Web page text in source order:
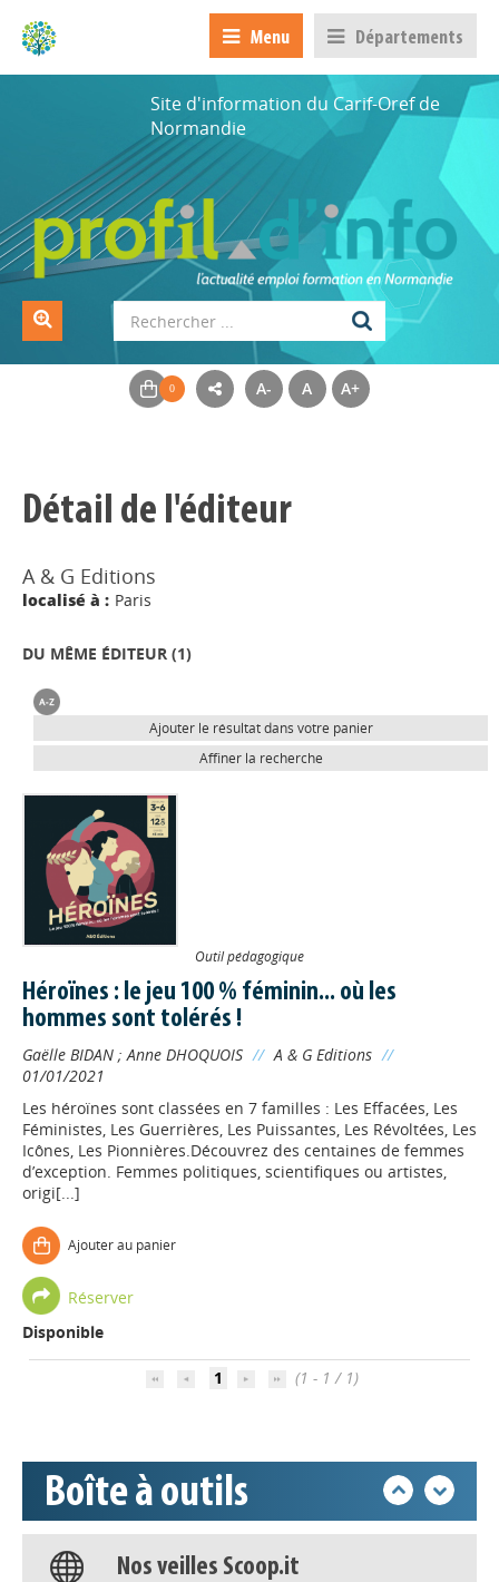
Menu Départements
Site d'information du Carif-Oref de
Normandie
A- A A+
Détail de l'éditeur
A & G Editions
localisé à : Paris
DU MÊME ÉDITEUR (1)
Ajouter le résultat dans votre panier
Affiner la recherche
Outil pédagogique
Héroïnes : le jeu 100 % féminin... où les
hommes sont tolérés !
Gaëlle BIDAN ;Anne DHOQUOIS // A & G Editions //
01/01/2021
Les héroïnes sont classées en 7 familles : Les Effacées, Les
Féministes, Les Guerrières, Les Puissantes, Les Révoltées, Les
Icônes, Les Pionnières.Découvrez des centaines de femmes
d’exception. Femmes politiques, scientifiques ou artistes,
origi[...]
Ajouter au panier
Réserver
Disponible
1 (1 - 1 / 1)
Boîte à outils
Base documentaire
Nos veilles Scoop.it